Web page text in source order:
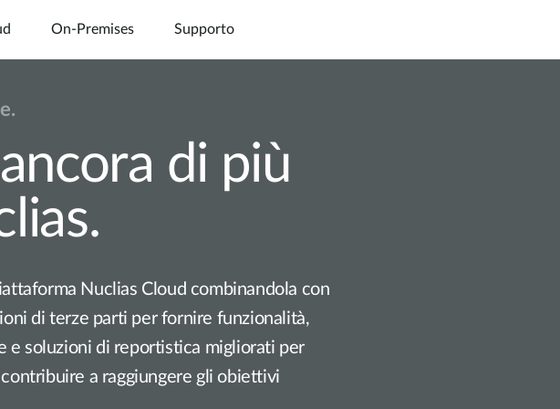
On-Premises Supporto
di più
Nuclias Cloud combinandola con
di terze parti per fornire funzionalità,
e soluzioni di reportistica migliorati per
a raggiungere gli obiettivi